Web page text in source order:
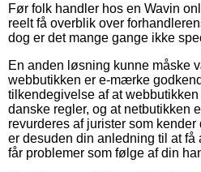
Før folk handler hos en Wavin
reelt få overblik over
dog er det mange gange ikke
En anden løsning kunne måske
webbutikken er e-mærke
tilkendegivelse af at
danske regler, og at netbutikken
revurderes af jurister som
er desuden din anledning til at få
får problemer som følge af din